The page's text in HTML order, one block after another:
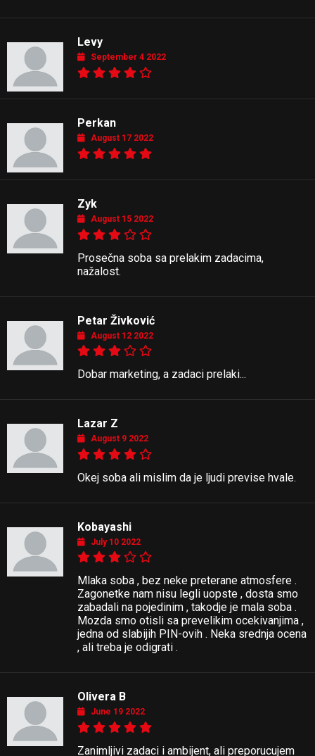
Levy
September 4 2022
Perkan
August 17 2022
Zyk
August 15 2022
Prosečna soba sa prelakim zadacima,
nažalost.
Petar Živković
August 12 2022
Dobar marketing, a zadaci prelaki...
Lazar Z
August 9 2022
Okej soba ali mislim da je ljudi previse hvale.
Kobayashi
July 10 2022
Mlaka soba , bez neke preterane atmosfere .
Zagonetke nam nisu legli uopste , dosta smo
zabadali na pojedinim , takodje je mala soba .
Mozda smo otisli sa prevelikim ocekivanjima ,
jedna od slabijih PIN-ovih . Neka srednja ocena
, ali treba je odigrati .
Olivera B
June 19 2022
Zanimljivi zadaci i ambijent, ali preporucujem